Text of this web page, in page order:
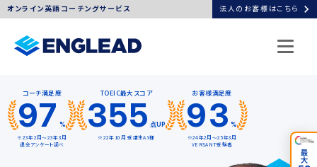
オンライン英語コーチングサービス 法人のお客様はこちら chevron_right
コーチ満足度
97 %
※23年2月～23年3月
退会アンケート調べ
TOEIC最大スコア
355 点UP
※22年10月 受講生A.Y様
お客様満足度
93 %
※24年2月～25年3月
VERSANT受験者